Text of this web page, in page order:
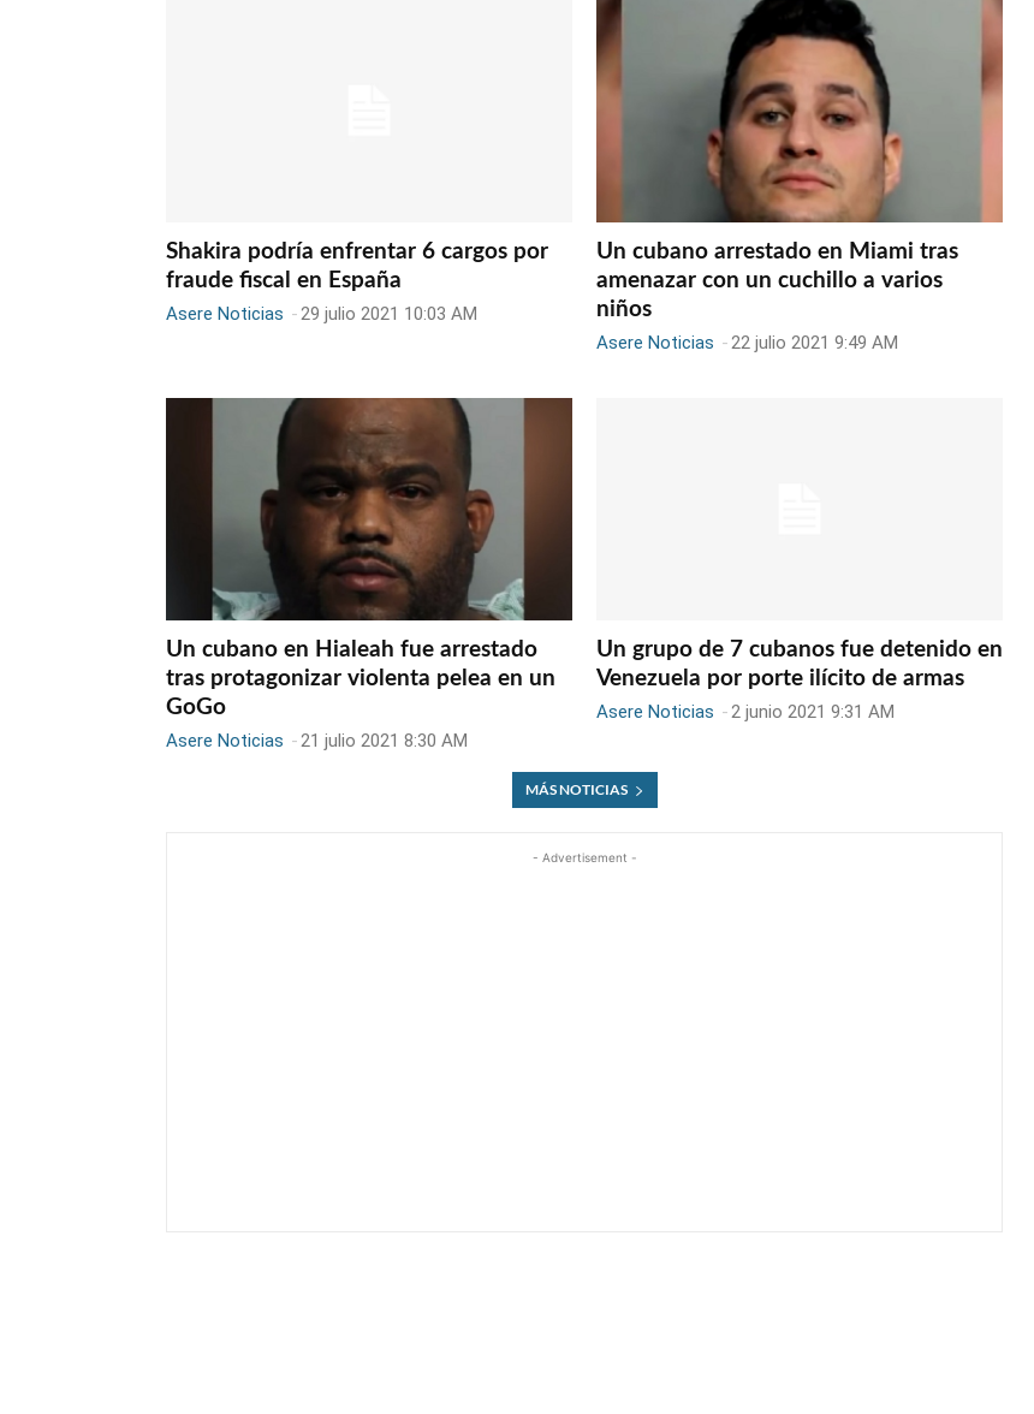
Shakira podría enfrentar 6 cargos por
fraude fiscal en España
Asere Noticias - 29 julio 2021 10:03 AM
Un cubano arrestado en Miami tras
amenazar con un cuchillo a varios
niños
Asere Noticias - 22 julio 2021 9:49 AM
Un cubano en Hialeah fue arrestado
tras protagonizar violenta pelea en un
GoGo
Asere Noticias -21 julio 2021 8:30 AM
Un grupo de 7 cubanos fue detenido en
Venezuela por porte ilícito de armas
Asere Noticias -2 junio 2021 9:31 AM
MÁS NOTICIAS
- Advertisement -